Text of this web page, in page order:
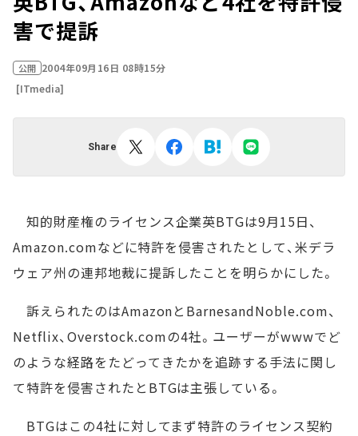
害で提訴
公開 2004年09月16日 08時15分
[ITmedia]
Share
知的財産権のライセンス企業英BTGは9月15日、
Amazon.comなどに特許を侵害されたとして、米デラ
ウェア州の連邦地裁に提訴したことを明らかにした。
訴えられたのはAmazonとBarnesandNoble.com、
Netflix、Overstock.comの4社。ユーザーがwwwでど
のような経路をたどってきたかを追跡する手法に関し
て特許を侵害されたとBTGは主張している。
BTGはこの4社に対してまず特許のライセンス契約